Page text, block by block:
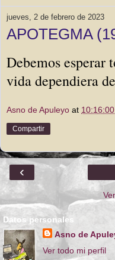
jueves, 2 de febrero de 2023
APOTEGMA
Debemos esperar
vida dependiera
Asno de Apuleyo at 10:16:00
Compartir
‹
Datos personales
Asno de
Ver todo mi perfil